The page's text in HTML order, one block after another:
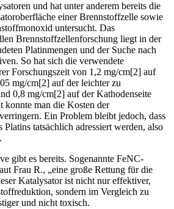
und hat unter anderem bereits die
einer Brennstoffzelle sowie
untersucht. Das
Brennstoffzellenforschung liegt in der
Platinmengen und der Suche nach
So hat sich die verwendete
Forschungszeit von 1,2 mg/cm[2] auf
mg/cm[2] auf der leichter zu
0,8 mg/cm[2] auf der Kathodenseite
konnte man die Kosten der
Ein Problem bleibt jedoch, dass
tatsächlich adressiert werden, also
gibt es bereits. Sogenannte FeNC-
Frau R., „eine große Rettung für die
Katalysator ist nicht nur effektiver,
sondern im Vergleich zu
und nicht toxisch.